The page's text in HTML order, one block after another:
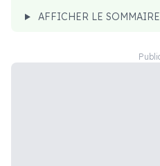
AFFICHER LE SOMMAIRE